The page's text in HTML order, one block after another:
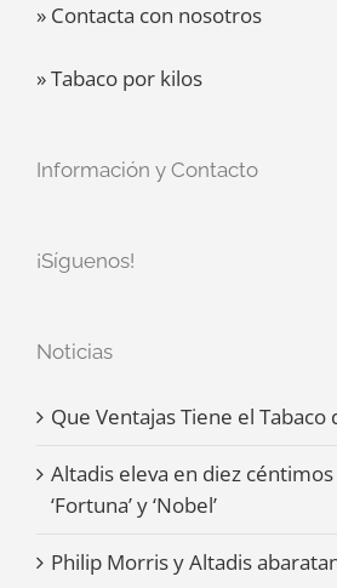
» Contacta con nosotros
» Tabaco por kilos
Información y Contacto
¡Síguenos!
Noticias
Que Ventajas Tiene el Tabaco
Altadis eleva en diez
‘Fortuna’ y ‘Nobel’
Philip Morris y Altadis